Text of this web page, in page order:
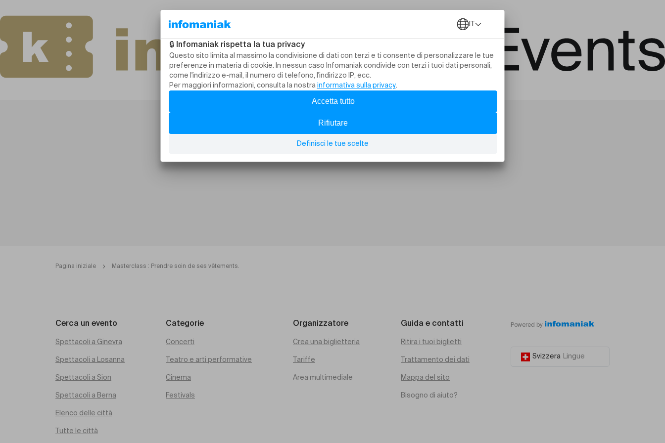
Pagina iniziale Masterclass : Prendre soin de ses vêtements.
Cerca un evento
Spettacoli a Ginevra
Spettacoli a Losanna
Spettacoli a Sion
Spettacoli a Berna
Elenco delle città
Tutte le città
Categorie
Concerti
Teatro e arti performative
Cinema
Festivals
Organizzatore
Crea una biglietteria
Tariffe
Area multimediale
Guida e contatti
Ritira i tuoi biglietti
Trattamento dei dati
Mappa del sito
Bisogno di aiuto?
Powered by
Svizzera Lingue